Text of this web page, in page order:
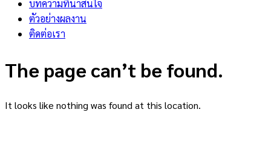
บทความที่น่าสนใจ
ตัวอย่างผลงาน
ติดต่อเรา
The page can’t be found.
It looks like nothing was found at this location.